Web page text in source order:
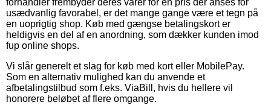
usædvanlig favorabel, er det mange gange være et tegn på
en uoprigtig shop. Køb med gængse betalingskort er
heldigvis en del af en anordning, som dækker kunden imod
fup online shops.
Vi slår generelt et slag for køb med kort eller MobilePay.
Som en alternativ mulighed kan du anvende et
afbetalingstilbud som f.eks. ViaBill, hvis du hellere vil
honorere beløbet af flere omgange.